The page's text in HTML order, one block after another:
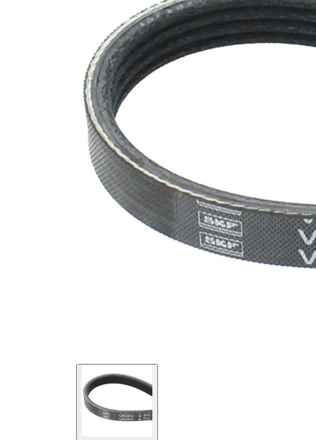
14,24 mm
Culoare
negru
Numar
nervuri
4
SVHC
Nu sunt
disponibile
Material
curea
dienă
cauciuc)